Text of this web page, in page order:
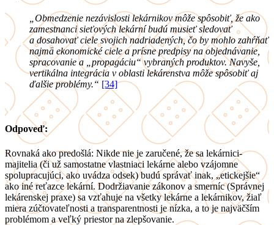
„Obmedzenie nezávislosti lekárnikov môže spôsobiť, že ako
zamestnanci sieťových lekární budú musieť sledovať
a dosahovať ciele svojich nadriadených, čo by mohlo zahŕňať
najmä ekonomické ciele a prísne predpisy na objednávanie,
spracovanie a „propagáciu“ vybraných produktov. Navyše,
vertikálna integrácia v oblasti lekárenstva môže spôsobiť aj
ďalšie problémy.“ [34]
Odpoveď:
Rovnaká ako predošlá: Nikde nie je zaručené, že sa lekárnici-
majitelia (či už samostatne vlastniaci lekárne alebo vzájomne
spolupracujúci, ako uvádza odsek) budú správať inak, „etickejšie“
ako iné reťazce lekární. Dodržiavanie zákonov a smerníc (Správnej
lekárenskej praxe) sa vzťahuje na všetky lekárne a lekárnikov, žiaľ
miera zúčtovateľnosti a transparentnosti je nízka, a to je najväčším
problémom a veľký priestor na zlepšovanie.